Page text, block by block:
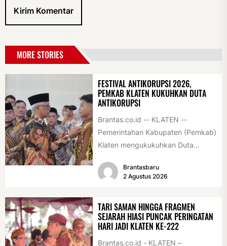
MORE STORIES
FESTIVAL ANTIKORUPSI 2026,
PEMKAB KLATEN KUKUHKAN DUTA
ANTIKORUPSI
Brantas.co.id -- KLATEN --
Pemerintahan Kabupaten (Pemkab)
Klaten mengukukuhkan Duta
pelajar dan pemuda. Pengukuhan
tersebut digelar...
Brantasbaru
2 Agustus 2026
TARI SAMAN HINGGA FRAGMEN
SEJARAH HIASI PUNCAK PERINGATAN
HARI JADI KLATEN KE-222
Brantas.co.id - KLATEN –